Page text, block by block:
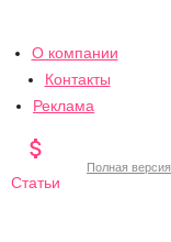
О компании
Контакты
Реклама

Статьи
Полная версия